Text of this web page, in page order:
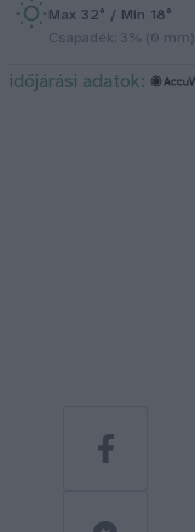
Max 32° / Min 18°
Csapadék: 3% (0 mm)
időjárási adatok: